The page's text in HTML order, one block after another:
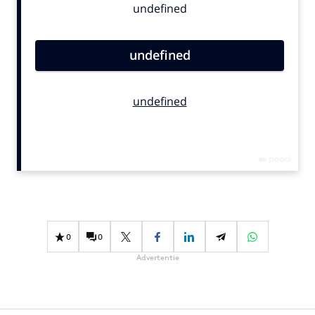
Contentmarketing
Effectiviteit
Gedragsverandering
Martech
0 0
Advertentie